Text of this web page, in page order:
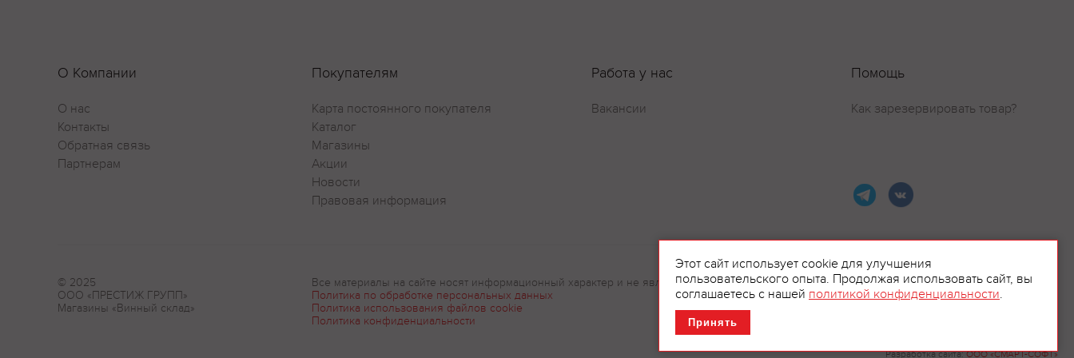
Оставить отзыв
Разработка сайта:ООО «СМАРТ-СОФТ»
О Компании
О нас
Контакты
Обратная связь
Партнерам
Покупателям
Карта постоянного покупателя
Каталог
Магазины
Акции
Новости
Правовая информация
Работа у нас
Вакансии
Помощь
Как зарезервировать товар?
© 2025
ООО «ПРЕСТИЖ ГРУПП»
Магазины «Винный склад»
Все материалы на сайте носят информационный характер и не являются рекламой.
Политика по обработке персональных данных
Политика использования файлов cookie
Политика конфиденциальности
Этот сайт использует cookie для улучшения
пользовательского опыта. Продолжая использовать сайт, вы
соглашаетесь с нашей политикой конфиденциальности.
Принять